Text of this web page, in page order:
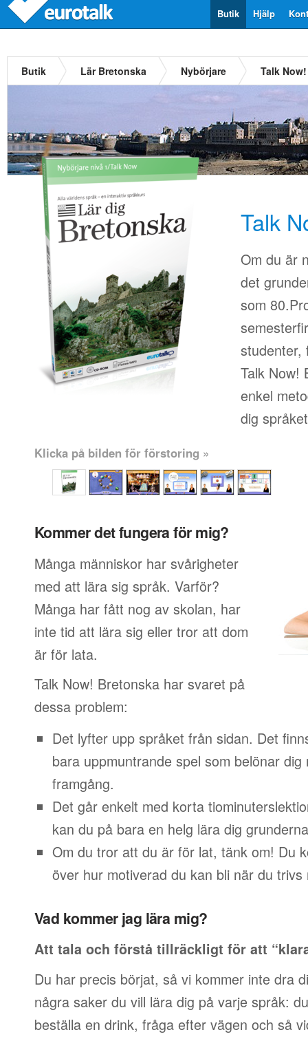
Hjälp
Butik
Butik Lär Bretonska Nybörjare Talk
Talk
Om du är
det
som
studenter,
Talk Now!
enkel
dig
Klicka på bilden för förstoring »
Kommer det fungera för mig?
Många människor har svårigheter
med att lära sig språk. Varför?
Många har fått nog av skolan, har
inte tid att lära sig eller tror att dom
är för lata.
Talk Now! Bretonska har svaret på
dessa problem:
Det lyfter upp språket från sidan. Det
bara uppmuntrande spel som belönar
framgång.
Det går enkelt med korta
kan du på bara en helg lära dig
Om du tror att du är för lat, tänk om! Du
över hur motiverad du kan bli när du trivs
Vad kommer jag lära mig?
Att tala och förstå tillräckligt för att
Du har precis börjat, så vi kommer inte dra
några saker du vill lära dig på varje språk: du
beställa en drink, fråga efter vägen och så